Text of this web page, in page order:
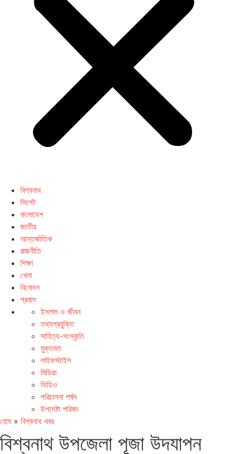
বিশ্বনাথ
সিলেট
বাংলাদেশ
জাতীয়
আন্তর্জাতিক
রাজনীতি
শিক্ষা
খেলা
বিনোদন
প্রবাস
ইসলাম ও জীবন
তথ্যপ্রযুক্তি
সাহিত্য-সংস্কৃতি
মুক্তমত
লাইফস্টাইল
মিডিয়া
ভিডিও
পরিচালনা পর্ষদ
উপদেষ্টা পরিষদ
হোম» বিশ্বনাথ খবর
বিশ্বনাথ উপজেলা পূজা উদযাপন